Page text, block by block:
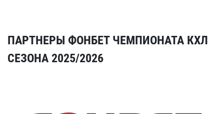
ПАРТНЕРЫ ФОНБЕТ ЧЕМПИОНАТА КХЛ
СЕЗОНА 2025/2026